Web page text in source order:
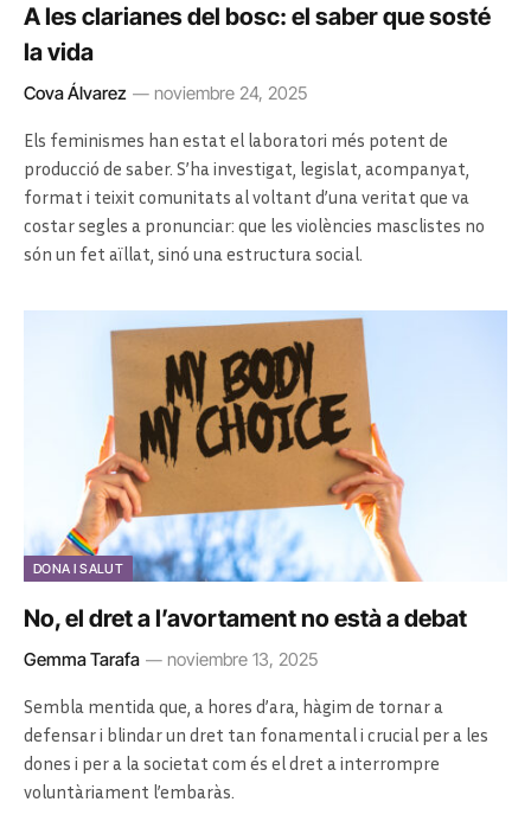
A les clarianes del bosc: el saber que sosté
la vida
Cova Álvarez noviembre 24, 2025
Els feminismes han estat el laboratori més potent de
producció de saber. S’ha investigat, legislat, acompanyat,
format i teixit comunitats al voltant d’una veritat que va
costar segles a pronunciar: que les violències masclistes no
són un fet aïllat, sinó una estructura social.
DONA I SALUT
No, el dret a l’avortament no està a debat
Gemma Tarafa noviembre 13, 2025
Sembla mentida que, a hores d’ara, hàgim de tornar a
defensar i blindar un dret tan fonamental i crucial per a les
dones i per a la societat com és el dret a interrompre
voluntàriament l’embaràs.